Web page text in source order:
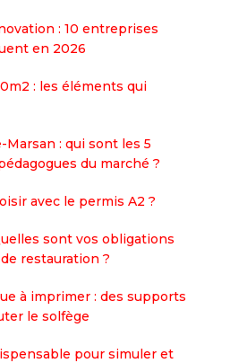
: 10 entreprises
en 2026
: les éléments qui
: qui sont les 5
du marché ?
avec le permis A2 ?
sont vos obligations
restauration ?
à imprimer : des supports
le solfège
pour simuler et